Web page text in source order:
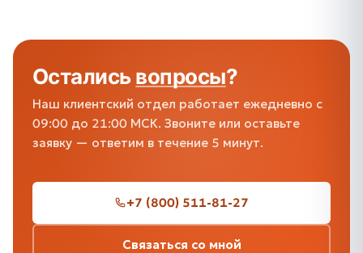
Осталисьвопросы?
Наш клиентский отдел работает ежедневно с
09:00 до 21:00 МСК. Звоните или оставьте
заявку — ответим в течение 5 минут.
+7 (800) 511-81-27
Связаться со мной